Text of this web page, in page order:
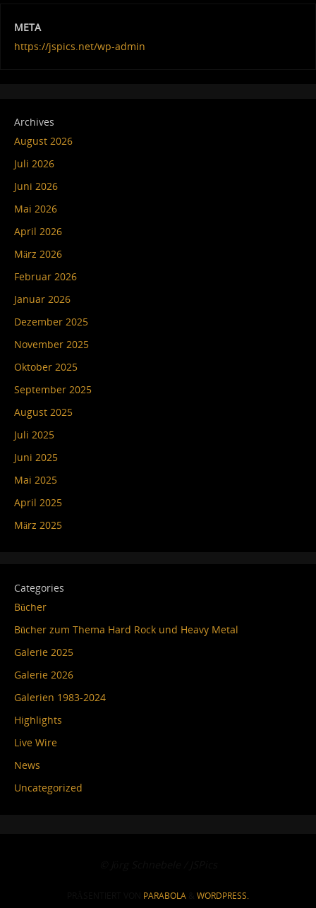
META
https://jspics.net/wp-admin
Archives
August 2026
Juli 2026
Juni 2026
Mai 2026
April 2026
März 2026
Februar 2026
Januar 2026
Dezember 2025
November 2025
Oktober 2025
September 2025
August 2025
Juli 2025
Juni 2025
Mai 2025
April 2025
März 2025
Categories
Bücher
Bücher zum Thema Hard Rock und Heavy Metal
Galerie 2025
Galerie 2026
Galerien 1983-2024
Highlights
Live Wire
News
Uncategorized
PARABOLA WORDPRESS.